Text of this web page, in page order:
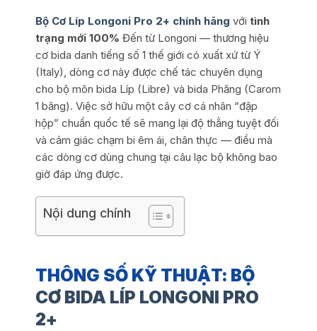
Bộ Cơ Líp Longoni Pro 2+ chính hãng với tình
trạng mới 100% Đến từ Longoni — thương hiệu
cơ bida danh tiếng số 1 thế giới có xuất xứ từ Ý
(Italy), dòng cơ này được chế tác chuyên dụng
cho bộ môn bida Líp (Libre) và bida Phăng (Carom
1 băng). Việc sở hữu một cây cơ cá nhân “đập
hộp” chuẩn quốc tế sẽ mang lại độ thẳng tuyệt đối
và cảm giác chạm bi êm ái, chân thực — điều mà
các dòng cơ dùng chung tại câu lạc bộ không bao
giờ đáp ứng được.
Nội dung chính
THÔNG SỐ KỸ THUẬT: BỘ
CƠ BIDA LÍP LONGONI PRO
2+